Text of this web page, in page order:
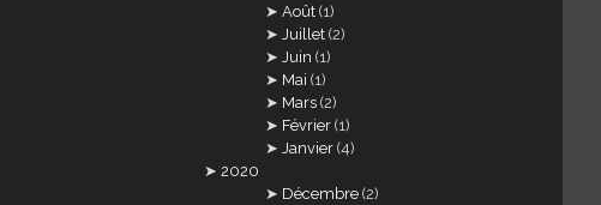
Août (1)
Juillet (2)
Juin (1)
Mai (1)
Mars (2)
Février (1)
Janvier (4)
2020
Décembre (2)